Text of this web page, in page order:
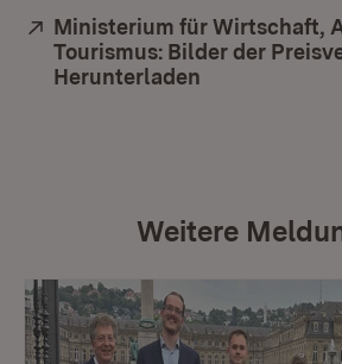
Extern:
Ministerium für Wirtschaft,
Tourismus: Bilder der
Herunterladen
Weitere